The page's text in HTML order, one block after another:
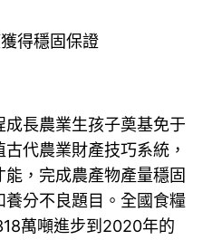
得穩固保證
長農業生孩子奠基免于
代農業財產技巧系統，
，完成農產物產量穩固
分不良題目。全國食糧
萬噸進步到2020年的